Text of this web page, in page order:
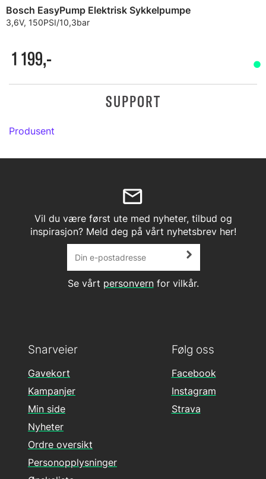
Bosch EasyPump Elektrisk Sykkelpumpe
3,6V, 150PSI/10,3bar
1 199,-
SUPPORT
Produsent
Vil du være først ute med nyheter, tilbud og
inspirasjon? Meld deg på vårt nyhetsbrev her!
Se vårt personvernfor vilkår.
Følg oss
Facebook
Instagram
Strava
Snarveier
Gavekort
Kampanjer
Min side
Nyheter
Ordre oversikt
Personopplysninger